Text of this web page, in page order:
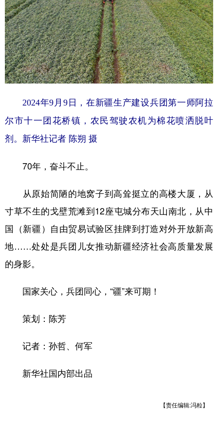
2024年9月9日，在新疆生产建设兵团第一师阿拉
尔市十一团花桥镇，农民驾驶农机为棉花喷洒脱叶
剂。新华社记者 陈朔 摄
70年，奋斗不止。
从原始简陋的地窝子到高耸挺立的高楼大厦，从
寸草不生的戈壁荒滩到12座屯城分布天山南北，从中
国（新疆）自由贸易试验区挂牌到打造对外开放新高
地……处处是兵团儿女推动新疆经济社会高质量发展
的身影。
国家关心，兵团同心，“疆”来可期！
策划：陈芳
记者：孙哲、何军
新华社国内部出品
【责任编辑:冯粒】